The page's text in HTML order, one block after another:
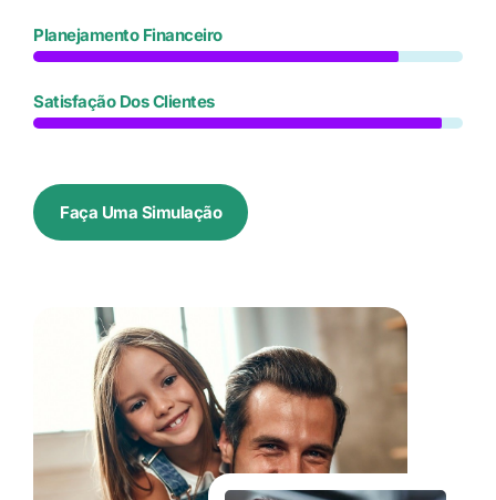
Planejamento Financeiro
Satisfação Dos Clientes
Faça Uma Simulação